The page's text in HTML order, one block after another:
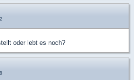
oder lebt es noch?